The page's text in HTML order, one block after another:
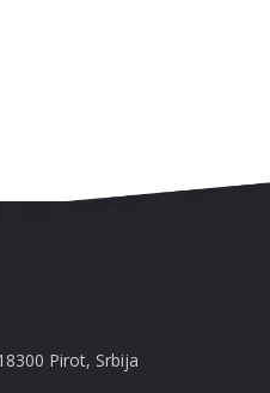
Pirot, Srbija